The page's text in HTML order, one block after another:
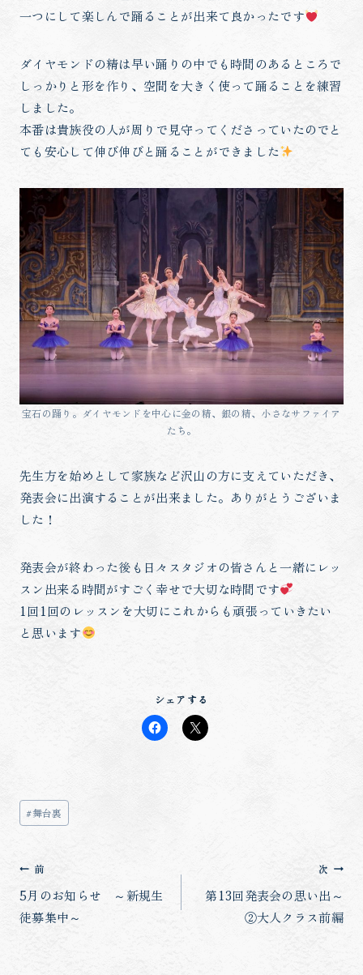
一つにして楽しんで踊ることが出来て良かったです
ダイヤモンドの精は早い踊りの中でも時間のあるところで
しっかりと形を作り、空間を大きく使って踊ることを練習
しました。
本番は貴族役の人が周りで見守ってくださっていたのでと
ても安心して伸び伸びと踊ることができました
宝石の踊り。ダイヤモンドを中心に金の精、銀の精、小さなサファイア
たち。
先生方を始めとして家族など沢山の方に支えていただき、
発表会に出演することが出来ました。ありがとうございま
した！
発表会が終わった後も日々スタジオの皆さんと一緒にレッ
スン出来る時間がすごく幸せで大切な時間です
1回1回のレッスンを大切にこれからも頑張っていきたい
と思います
シェアする
投
稿
グ:
#舞台裏
投
稿
ナ
前
5月のお知らせ ～新規生
徒募集中～
次
第13回発表会の思い出～
②大人クラス前編